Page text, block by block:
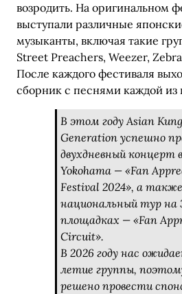
возродить. На оригинальном
выступали различные
музыканты, включая такие
Street Preachers, Weezer,
После каждого фестиваля
сборник с песнями каждой из
В этом году Asian
Generation успешно
двухдневный концерт
Yokohama — «Fan
Festival 2024», а также
национальный тур
площадках — «Fan
Circuit».
В 2026 году нас
летие группы,
решено провести